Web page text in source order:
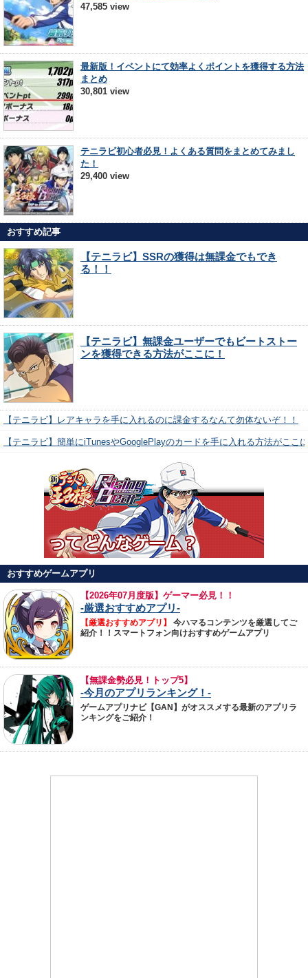
47,585 view
最新版！イベントにて効率よくポイントを獲得する方法
まとめ
30,801 view
テニラビ初心者必見！よくある質問をまとめてみまし
た！
29,400 view
おすすめ記事
【テニラビ】SSRの獲得は無課金でもでき
る！！
【テニラビ】無課金ユーザーでもビートストー
ンを獲得できる方法がここに！
【テニラビ】レアキャラを手に入れるのに課金するなんて勿体ないぞ！！
【テニラビ】簡単にiTunesやGooglePlayのカードを手に入れる方法がここ
おすすめゲームアプリ
【2026年07月度版】ゲーマー必見！！
-厳選おすすめアプリ-
【厳選おすすめアプリ】
今ハマるコンテンツを厳選してご
紹介！！スマートフォン向けおすすめゲームアプリ
【無課金勢必見！トップ5】
-今月のアプリランキング！-
ゲームアプリナビ【GAN】がオススメする最新のアプリラ
ンキングをご紹介！